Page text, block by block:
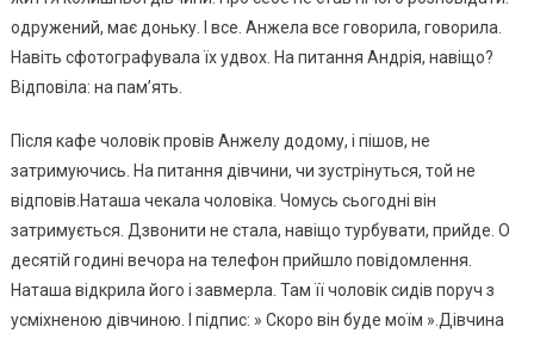
одружений, має доньку. І все. Анжела все говорила, говорила.
Навіть сфотографувала їх удвох. На питання Андрія, навіщо?
Відповіла: на пам’ять.
Після кафе чоловік провів Анжелу додому, і пішов, не
затримуючись. На питання дівчини, чи зустрінуться, той не
відповів.Наташа чекала чоловіка. Чомусь сьогодні він
затримується. Дзвонити не стала, навіщо турбувати, прийде. О
десятій годині вечора на телефон прийшло повідомлення.
Наташа відкрила його і завмерла. Там її чоловік сидів поруч з
усміхненою дівчиною. І підпис: » Скоро він буде моїм ».Дівчина